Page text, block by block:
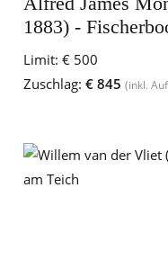
1883) -
Limit: € 500
Zuschlag: € 845 (inkl.